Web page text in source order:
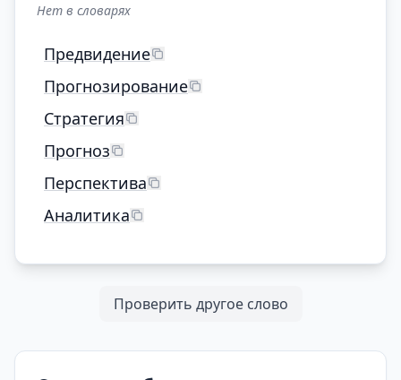
Нет в словарях
Предвидение
Прогнозирование
Стратегия
Прогноз
Перспектива
Аналитика
Проверить другое слово